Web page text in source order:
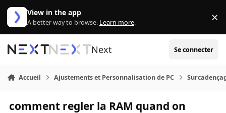
Aller au contenu
View in the app
A better way to browse. Learn more. ×
Next Se connecter
Accueil Ajustements et Personnalisation de PC
comment regler la RAM quand on